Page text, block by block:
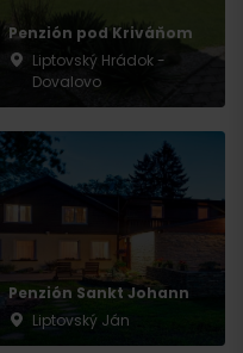
Penzión pod Kriváňom
Liptovský Hrádok -
Dovalovo
Penzión Sankt Johann
Liptovský Ján